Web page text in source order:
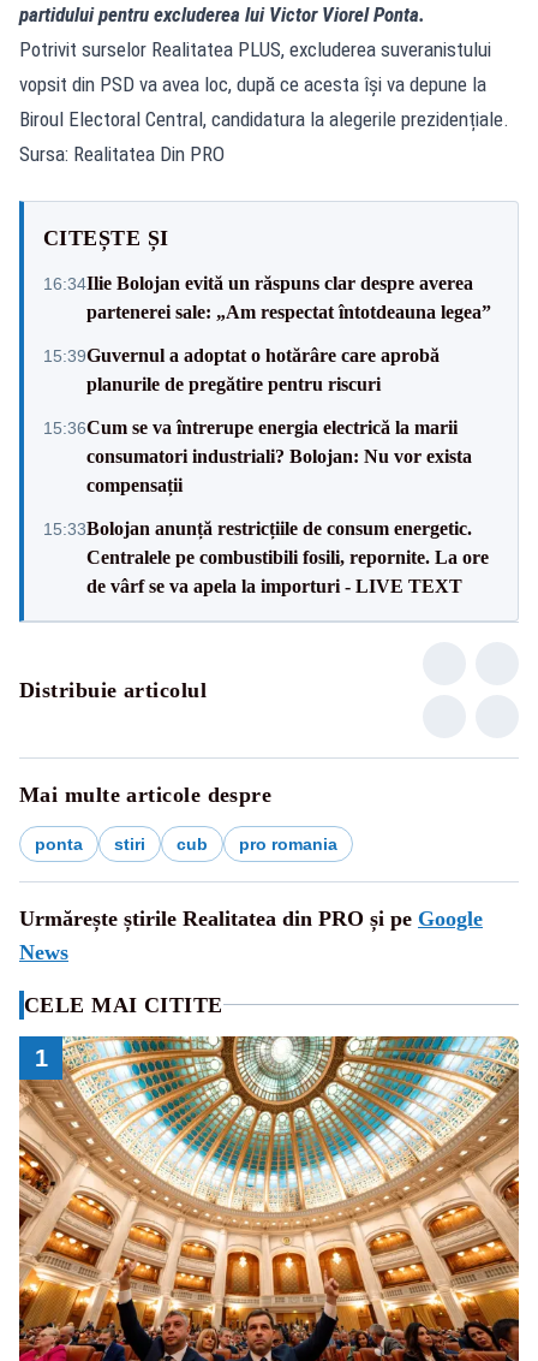
partidului pentru excluderea lui Victor Viorel Ponta.
Potrivit surselor Realitatea PLUS, excluderea suveranistului
vopsit din PSD va avea loc, după ce acesta își va depune la
Biroul Electoral Central, candidatura la alegerile prezidențiale.
Sursa: Realitatea Din PRO
CITEȘTE ȘI
16:34Ilie Bolojan evită un răspuns clar despre averea
partenerei sale: „Am respectat întotdeauna legea”
15:39Guvernul a adoptat o hotărâre care aprobă
planurile de pregătire pentru riscuri
15:36Cum se va întrerupe energia electrică la marii
consumatori industriali? Bolojan: Nu vor exista
compensații
15:33Bolojan anunță restricțiile de consum energetic.
Centralele pe combustibili fosili, repornite. La ore
de vârf se va apela la importuri - LIVE TEXT
Distribuie articolul
Mai multe articole despre
ponta stiri cub pro romania
Urmărește știrile Realitatea din PRO și pe Google
News
CELE MAI CITITE
1